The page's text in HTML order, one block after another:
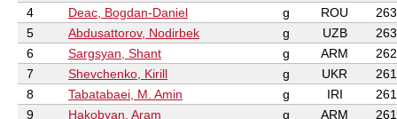
4
Deac, Bogdan-Daniel g ROU
5
Abdusattorov, Nodirbek g UZB
6
Sargsyan, Shant g ARM
7
Shevchenko, Kirill g UKR
8
Tabatabaei, M. Amin g IRI
9
Hakobyan, Aram g ARM